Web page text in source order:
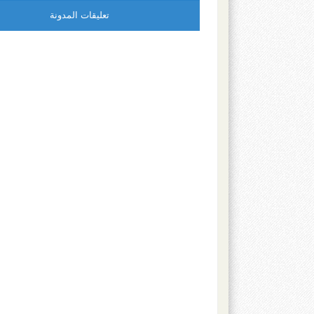
تعليقات المدونة